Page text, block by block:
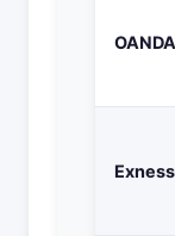
OANDA
Exness